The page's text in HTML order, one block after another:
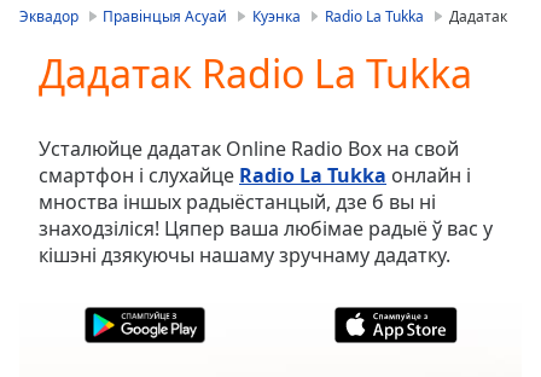
Video
Skip
Backward
Skip
Forward
Mute
Current
Duration-:-
Эквадор Правінцыя Асуай Куэнка Radio La Tukka Дадатак
Дадатак Radio La Tukka
Усталюйце дадатак Online Radio Box на свой
смартфон і слухайце Radio La Tukka онлайн і
мноства іншых радыёстанцый, дзе б вы ні
знаходзіліся! Цяпер ваша любімае радыё ў вас у
кішэні дзякуючы нашаму зручнаму дадатку.